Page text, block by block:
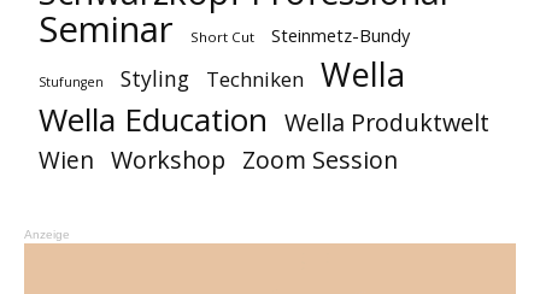
Seminar Short Cut Steinmetz-Bundy
Stufungen Styling Techniken Wella
Wella Education Wella Produktwelt
Wien Workshop Zoom Session
Anzeige